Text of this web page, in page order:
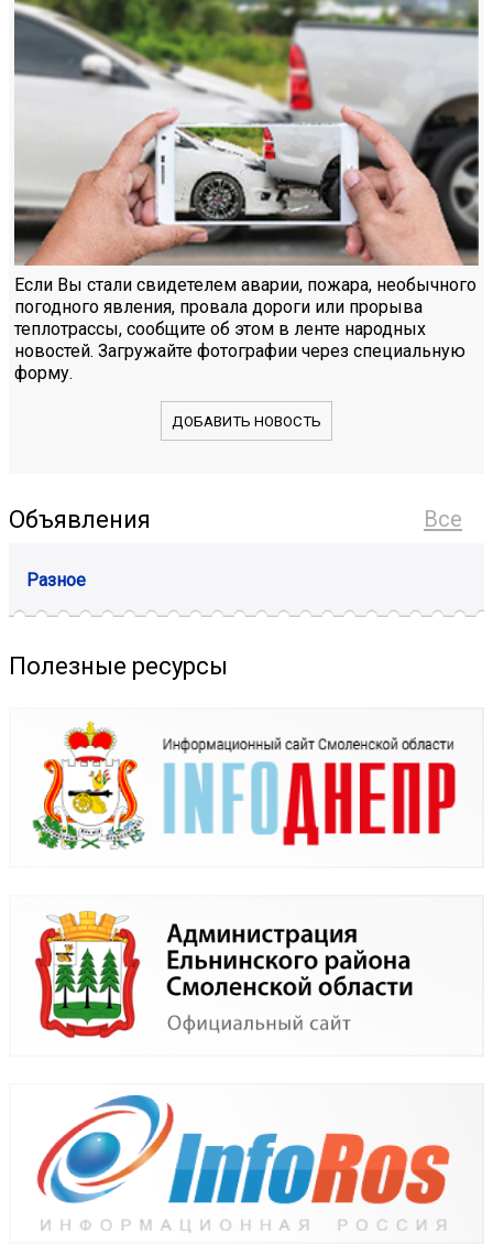
Если Вы стали свидетелем аварии, пожара, необычного
погодного явления, провала дороги или прорыва
теплотрассы, сообщите об этом в ленте народных
новостей. Загружайте фотографии через специальную
форму.
ДОБАВИТЬ НОВОСТЬ
Все
Объявления
Разное
Полезные ресурсы